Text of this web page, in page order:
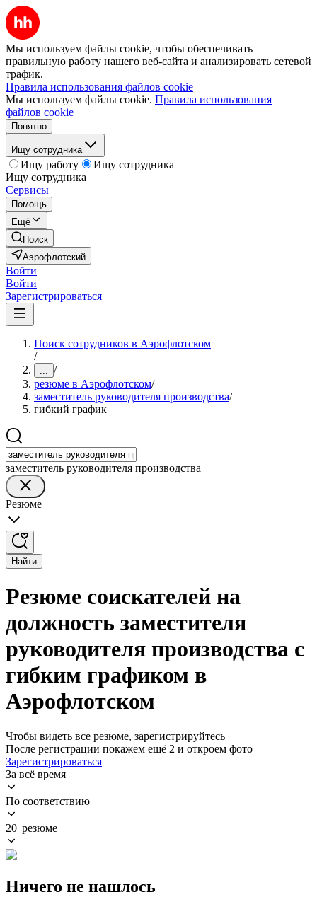
Мы используем файлы cookie, чтобы обеспечивать
правильную работу нашего веб-сайта и анализировать сетевой
трафик.
Правила использования файлов cookie
Мы используем файлы cookie. Правила использования
файлов cookie
Понятно
Ищу сотрудника
Ищу работу
Ищу сотрудника
Ищу сотрудника
Сервисы
Помощь
Ещё
Поиск
Аэрофлотский
Войти
Войти
Зарегистрироваться
Поиск сотрудников в Аэрофлотском
/
... /
резюме в Аэрофлотском/
заместитель руководителя производства/
гибкий график
заместитель руководителя производства
Резюме
Найти
Резюме соискателей на
должность заместителя
руководителя производства с
гибким графиком в
Аэрофлотском
Чтобы видеть все резюме, зарегистрируйтесь
После регистрации покажем ещё 2 и откроем фото
Зарегистрироваться
За всё время
По соответствию
20 резюме
Ничего не нашлось